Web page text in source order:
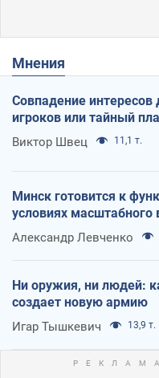
Мнения
Совпадение интересов
игроков или тайный
Виктор Швец 11,1 т.
Минск готовится к
условиях масштабного
Александр Левченко
Ни оружия, ни людей:
создает новую армию
Игар Тышкевич 13,9 т.